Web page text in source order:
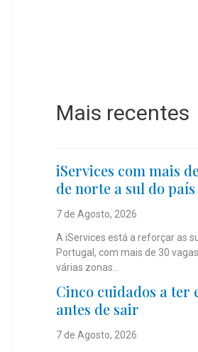
Mais recentes
iServices com mais
de norte a sul do país
7 de Agosto, 2026
A iServices está a reforçar as
Portugal, com mais de 30
várias zonas...
Cinco cuidados a ter
antes de sair
7 de Agosto, 2026